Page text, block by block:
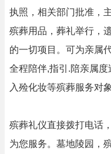
执照，相关部门批准，
殡葬用品，葬礼举行，
的一切项目。可为亲属
全程陪伴,指引.陪亲属
入殓化妆等殡葬服务对
殡葬礼仪直接拨打电话
为您服务。墓地陵园，